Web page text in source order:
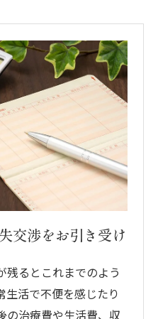
交渉をお引き受け
残るとこれまでのよう
生活で不便を感じたり
の治療費や生活費、収